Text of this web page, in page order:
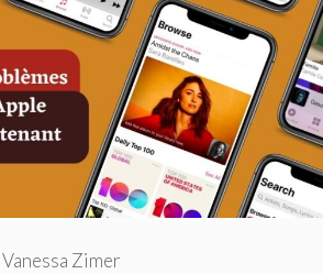
Vanessa Zimer